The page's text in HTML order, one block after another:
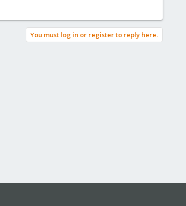
You must log in or register to reply here.